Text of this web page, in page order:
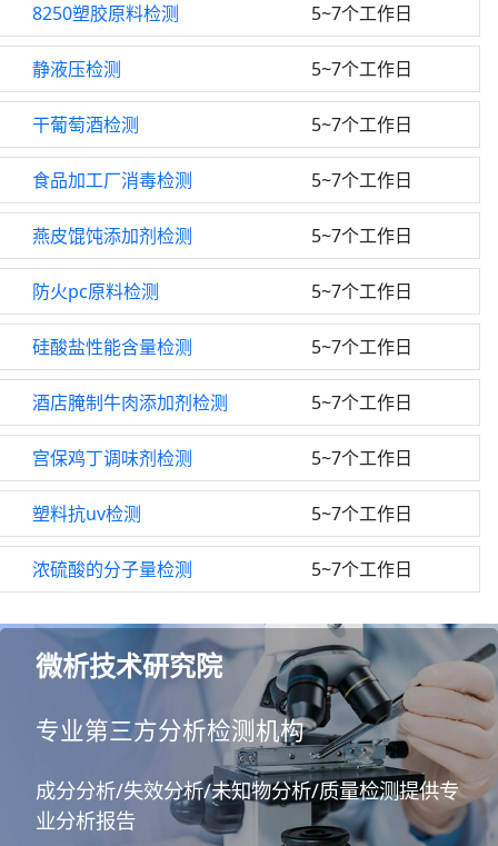
8250塑胶原料检测 5~7个工作日
静液压检测 5~7个工作日
干葡萄酒检测 5~7个工作日
食品加工厂消毒检测 5~7个工作日
燕皮馄饨添加剂检测 5~7个工作日
防火pc原料检测 5~7个工作日
硅酸盐性能含量检测 5~7个工作日
酒店腌制牛肉添加剂检测 5~7个工作日
宫保鸡丁调味剂检测 5~7个工作日
塑料抗uv检测 5~7个工作日
浓硫酸的分子量检测 5~7个工作日
微析技术研究院
专业第三方分析检测机构
成分分析/失效分析/未知物分析/质量检测提供专
业分析报告